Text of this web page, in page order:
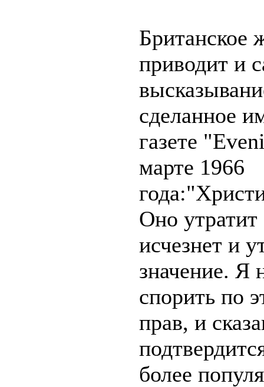
Британское
приводит и
сделанное
газете
марте 1966
Оно утратит
исчезнет и
значение. Я
спорить по
прав, и
более